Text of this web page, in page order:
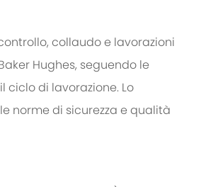
collaudo e lavorazioni
Hughes, seguendo le
di lavorazione. Lo
norme di sicurezza e qualità